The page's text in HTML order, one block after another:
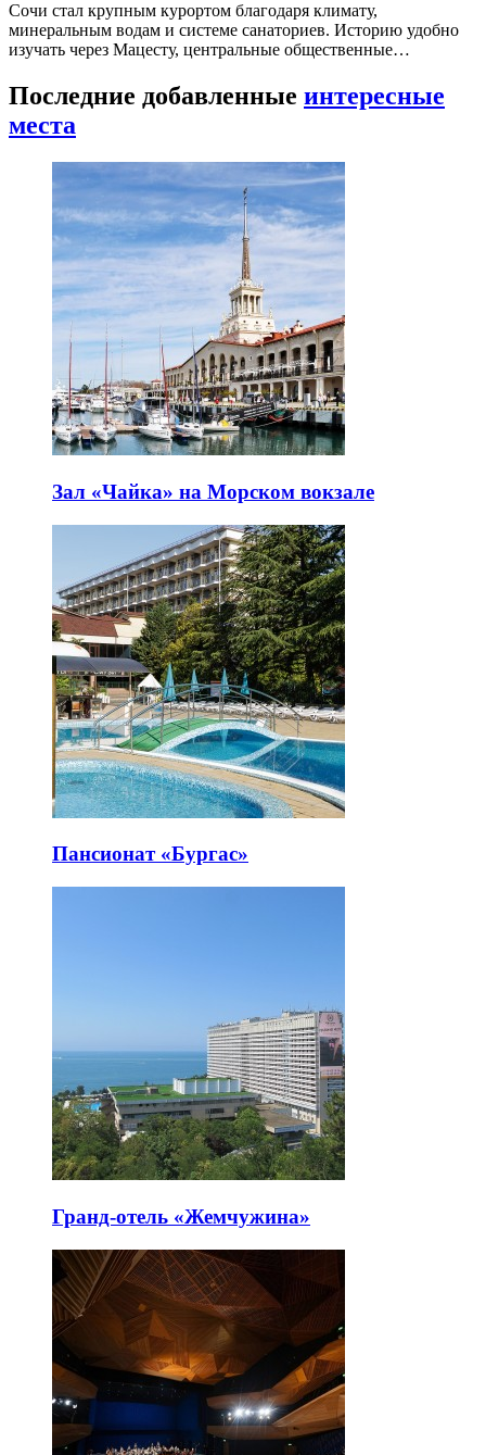
Сочи стал крупным курортом благодаря климату,
минеральным водам и системе санаториев. Историю удобно
изучать через Мацесту, центральные общественные…
Последние добавленные интересные
места
Зал «Чайка» на Морском вокзале
Пансионат «Бургас»
Гранд-отель «Жемчужина»